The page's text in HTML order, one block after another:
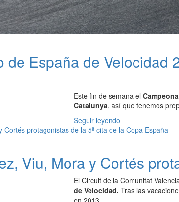
de España de
Este fin de semana el
Catalunya, así que tenemos
Seguir leyendo
Viu, Mora y Cortés
El Circuit de la Comunitat
de Velocidad. Tras las